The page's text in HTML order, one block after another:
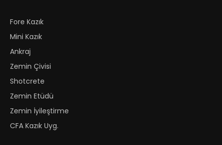
Fore Kazık
Mini Kazık
Ankraj
Zemin Çivisi
Shotcrete
Zemin Etüdü
Zemin İyileştirme
CFA Kazık Uyg.